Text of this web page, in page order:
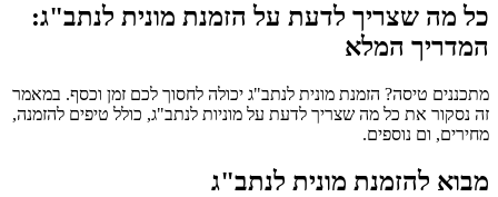
כל מה שצריך לדעת על הזמנת מונית לנתב"ג:
המדריך המלא
מתכננים טיסה? הזמנת מונית לנתב"ג יכולה לחסוך לכם זמן וכסף. במאמר
זה נסקור את כל מה שצריך לדעת על מוניות לנתב"ג, כולל טיפים להזמנה,
מחירים, ום נוספים.
מבוא להזמנת מונית לנתב"ג